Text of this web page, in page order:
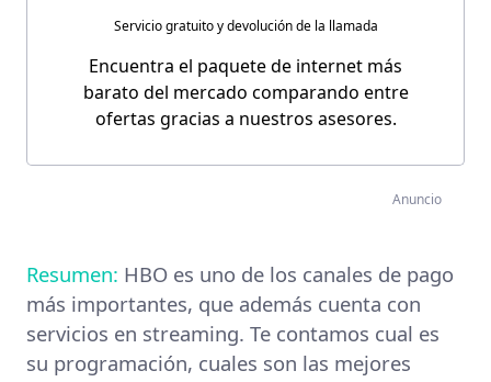
Servicio gratuito y devolución de la llamada
Encuentra el paquete de internet más
barato del mercado comparando entre
ofertas gracias a nuestros asesores.
Anuncio
Resumen: HBO es uno de los canales de pago
más importantes, que además cuenta con
servicios en streaming. Te contamos cual es
su programación, cuales son las mejores